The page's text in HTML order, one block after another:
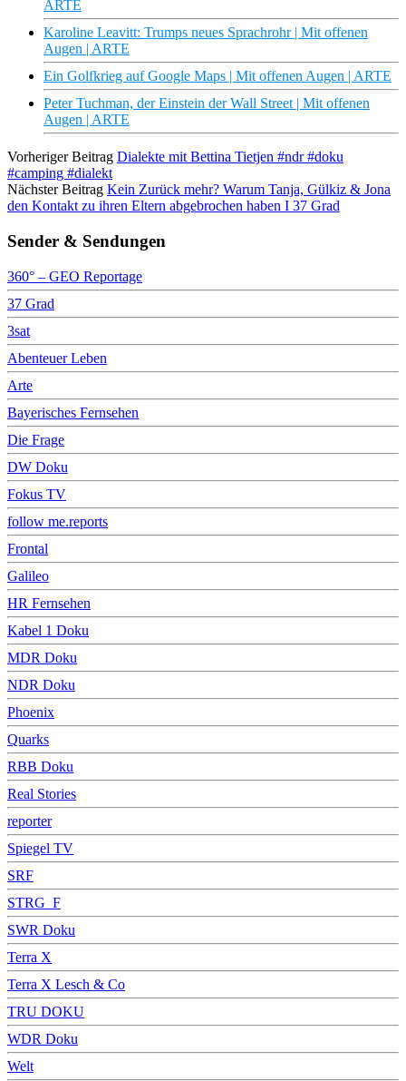
ARTE
Karoline Leavitt: Trumps neues Sprachrohr | Mit offenen
Augen | ARTE
Ein Golfkrieg auf Google Maps | Mit offenen Augen | ARTE
Peter Tuchman, der Einstein der Wall Street | Mit offenen
Augen | ARTE
Vorheriger Beitrag Dialekte mit Bettina Tietjen #ndr #doku
#camping #dialekt
Nächster Beitrag Kein Zurück mehr? Warum Tanja, Gülkiz & Jona
den Kontakt zu ihren Eltern abgebrochen haben I 37 Grad
Sender & Sendungen
360° – GEO Reportage
37 Grad
3sat
Abenteuer Leben
Arte
Bayerisches Fernsehen
Die Frage
DW Doku
Fokus TV
follow me.reports
Frontal
Galileo
HR Fernsehen
Kabel 1 Doku
MDR Doku
NDR Doku
Phoenix
Quarks
RBB Doku
Real Stories
reporter
Spiegel TV
SRF
STRG_F
SWR Doku
Terra X
Terra X Lesch & Co
TRU DOKU
WDR Doku
Welt